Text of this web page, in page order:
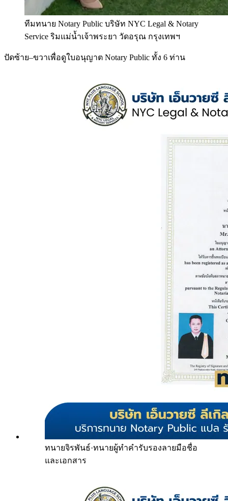
ทีมทนาย Notary Public บริษัท NYC Legal & Notary
Service ริมแม่น้ำเจ้าพระยา วัดอรุณ กรุงเทพฯ
ปัดซ้าย–ขวาเพื่อดูใบอนุญาต Notary Public ทั้ง 6 ท่าน
ทนายจิรพันธ์·ทนายผู้ทำคำรับรองลายมือชื่อ
และเอกสาร